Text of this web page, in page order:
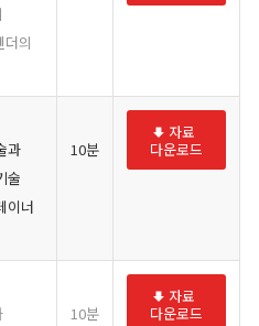
더의
과
술
이너
10분
자료
다운로드
10분
자료
다운로드